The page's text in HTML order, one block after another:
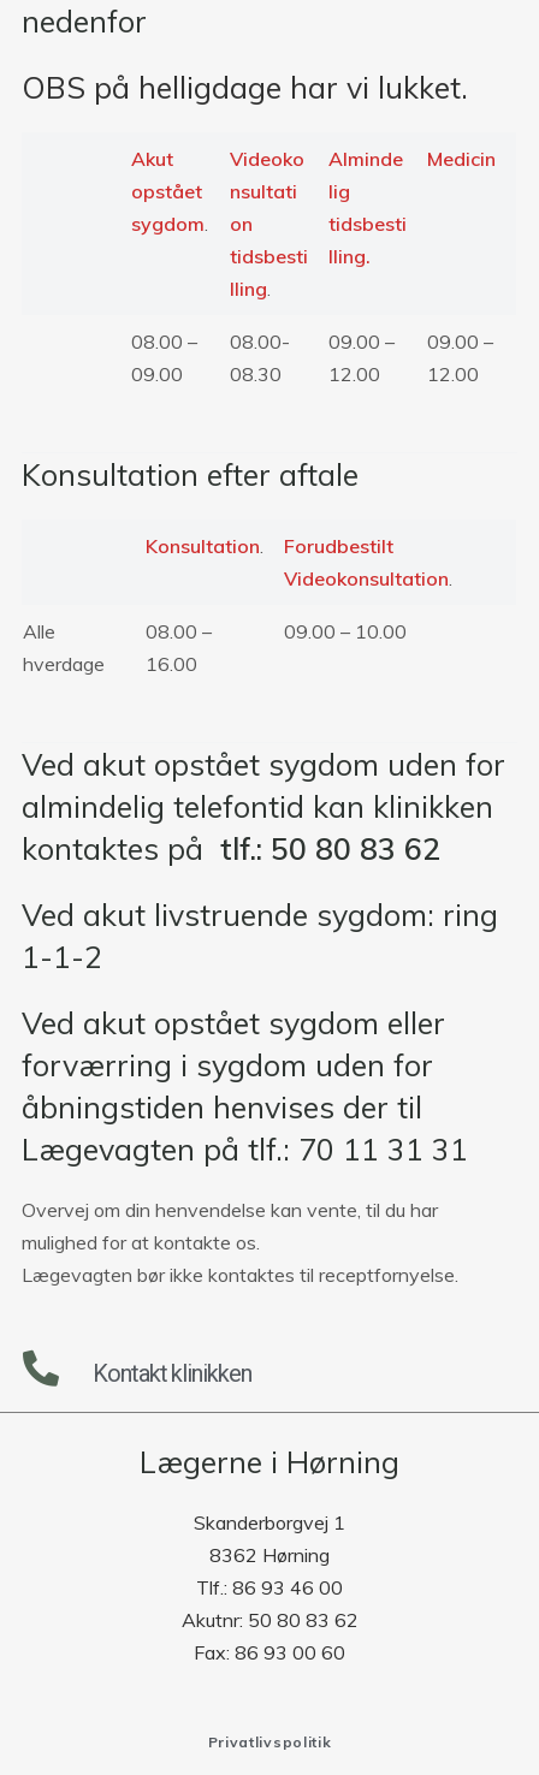
nedenfor
OBS på helligdage har vi lukket.
Akut
opstået
sygdom.
Videoko
nsultati
on
tidsbesti
lling.
Alminde
lig
tidsbesti
lling.
Medicin
08.00 –
09.00
08.00-
08.30
09.00 –
12.00
09.00 –
12.00
Konsultation efter aftale
Konsultation.
Forudbestilt
Videokonsultation.
Alle
hverdage
08.00 –
16.00
09.00 – 10.00
Ved akut opstået sygdom uden for
almindelig telefontid kan klinikken
kontaktes på tlf.: 50 80 83 62
Ved akut livstruende sygdom: ring
1-1-2
Ved akut opstået sygdom eller
forværring i sygdom uden for
åbningstiden henvises der til
Lægevagten på tlf.: 70 11 31 31
Overvej om din henvendelse kan vente, til du har
mulighed for at kontakte os.
Lægevagten bør ikke kontaktes til receptfornyelse.
Kontakt klinikken
Lægerne i Hørning
Skanderborgvej 1
8362 Hørning
Tlf.: 86 93 46 00
Akutnr: 50 80 83 62
Fax: 86 93 00 60
Privatlivspolitik